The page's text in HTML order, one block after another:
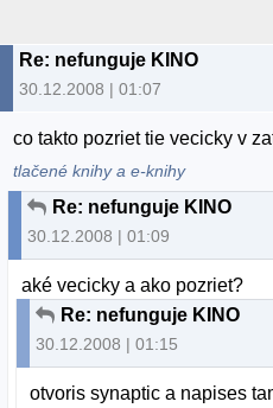
Re: nefunguje KINO
30.12.2008 | 01:07
co takto pozriet tie vecicky v
tlačené knihy a e-knihy
Re: nefunguje KINO
30.12.2008 | 01:09
aké vecicky a ako pozriet?
Re: nefunguje KINO
30.12.2008 | 01:15
otvoris synaptic a napises